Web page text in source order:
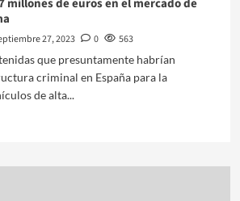
millones de euros en el mercado de
27, 2023 0
563
que presuntamente habrían
criminal en España para la
de alta...